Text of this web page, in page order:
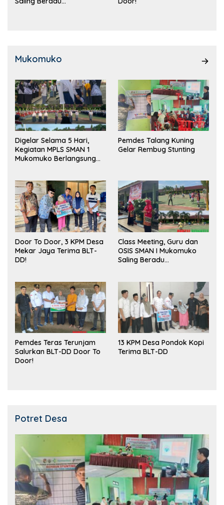
Mukomuko
Digelar Selama 5 Hari,
Kegiatan MPLS SMAN 1
Mukomuko Berlangsung
Pemdes Talang Kuning
Gelar Rembug Stunting
Door To Door, 3 KPM Desa
Mekar Jaya Terima BLT-
DD!
Class Meeting, Guru dan
OSIS SMAN I Mukomuko
Saling Beradu
Pemdes Teras Terunjam
Salurkan BLT-DD Door To
Door!
13 KPM Desa Pondok Kopi
Terima BLT-DD
Potret Desa